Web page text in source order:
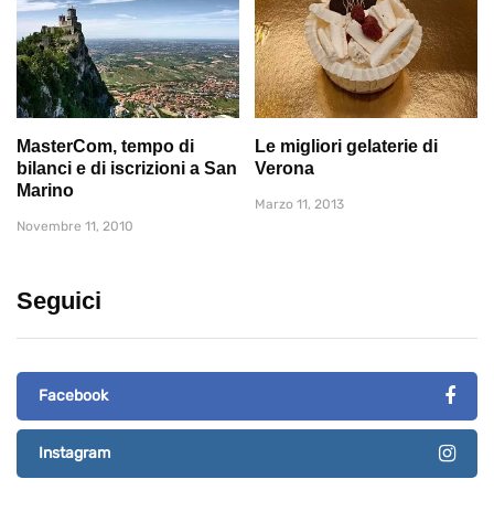
MasterCom, tempo di
bilanci e di iscrizioni a San
Marino
Novembre 11, 2010
Le migliori gelaterie di
Verona
Marzo 11, 2013
Seguici
Facebook
Instagram